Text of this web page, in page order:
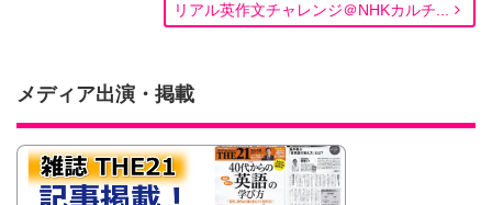
リアル英作文チャレンジ＠NHKカルチ...
メディア出演・掲載